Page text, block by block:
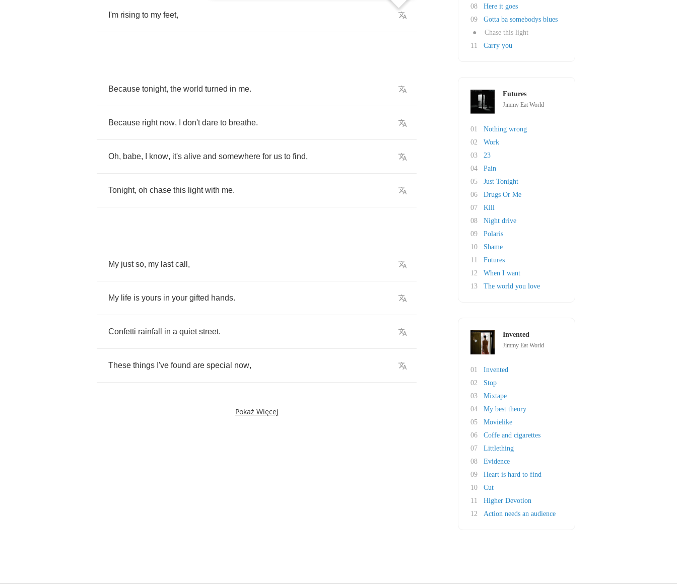
I'm rising to my feet,
Because tonight, the world turned in me.
Because right now, don't dare to breathe.
Oh, babe, know, it's alive and somewhere for us to find,
Tonight, oh chase this light with me.
My just so, my last call ,
My life is yours in your gifted hands.
Confetti rainfall in a quiet street.
These things I've found are special now,
Pokaż Więcej
08
Here it goes
09
Gotta ba somebodys blues
●
Chase this light
11
Carry you
Futures
Jimmy Eat World
01
Nothing wrong
02
Work
03
23
04
Pain
05
Just Tonight
06
Drugs Or Me
07
Kill
08
Night drive
09
Polaris
10
Shame
11
Futures
12
When I want
13
The world you love
Invented
Jimmy Eat World
01
Invented
02
Stop
03
Mixtape
04
My best theory
05
Movielike
06
Coffe and cigarettes
07
Littlething
08
Evidence
09
Heart is hard to find
10
Cut
11
Higher Devotion
12
Action needs an audience